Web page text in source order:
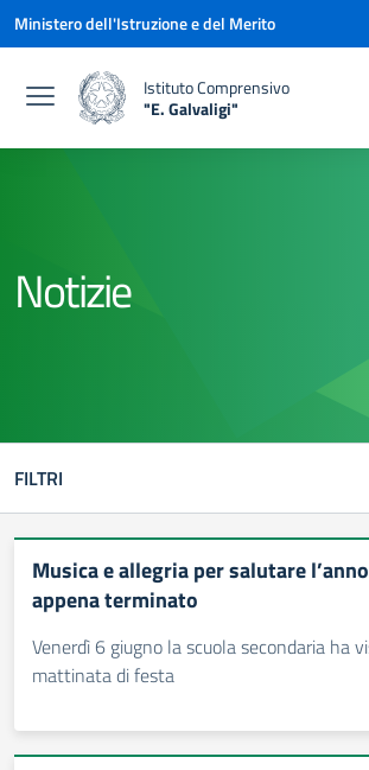
Vai ai contenuti
Vai al menu di navigazione
Vai al footer
Ministero dell'Istruzione e del Merito
Istituto Comprensivo
"E. Galvaligi"
— Visita la pagina iniziale della
Notizie
FILTRI
Musica e allegria per salutare
appena terminato
Venerdì 6 giugno la scuola secondaria ha
mattinata di festa